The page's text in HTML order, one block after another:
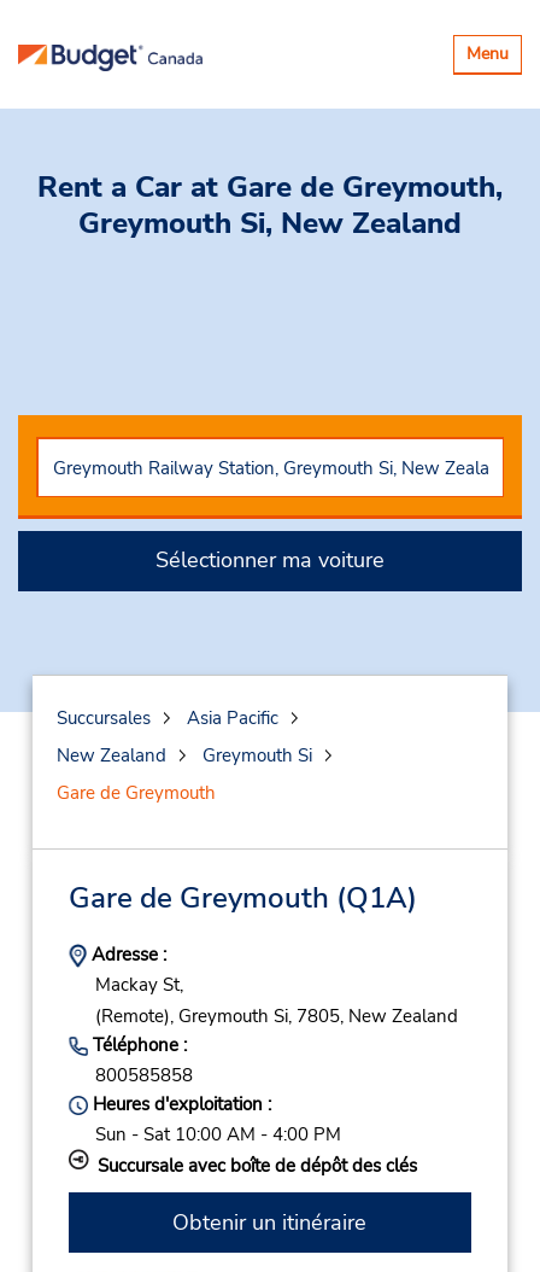
Basculer
la
Menu
Rent a Car at Gare de Greymouth,
Greymouth Si, New Zealand
Sélectionner ma voiture
Succursales
Asia Pacific
New Zealand
Greymouth Si
Gare de Greymouth
Gare de Greymouth (Q1A)
Adresse :
Mackay St,
(Remote), Greymouth Si, 7805, New Zealand
Téléphone :
800585858
Heures d'exploitation :
Sun - Sat 10:00 AM - 4:00 PM
Succursale avec boîte de dépôt des clés
Obtenir un itinéraire